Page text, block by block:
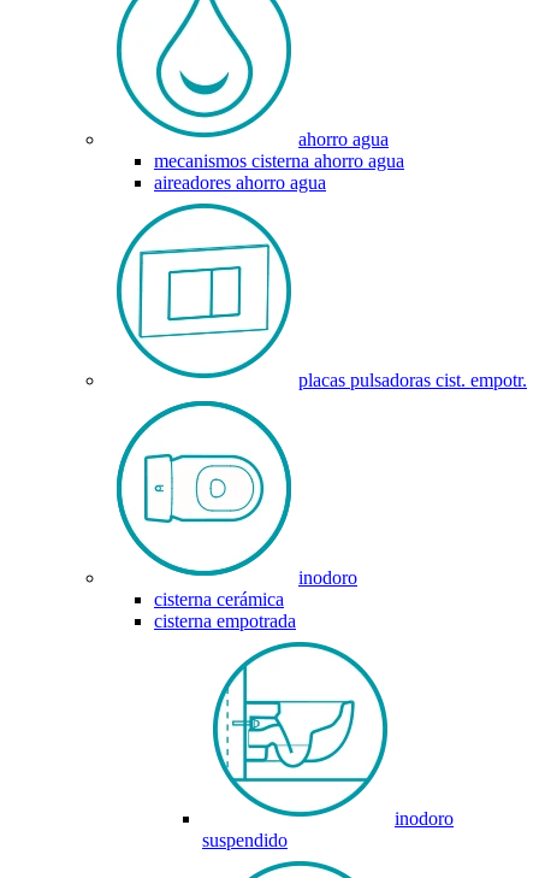
ahorro agua
mecanismos cisterna ahorro agua
aireadores ahorro agua
placas pulsadoras cist. empotr.
inodoro
cisterna cerámica
cisterna empotrada
inodoro
suspendido